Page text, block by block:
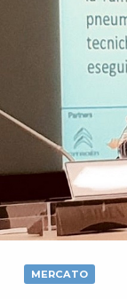
MERCATO